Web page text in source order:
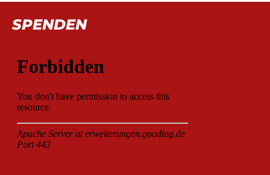
SPENDEN